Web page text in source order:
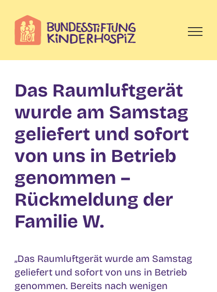
content
Das Raumluftgerät
wurde am Samstag
geliefert und sofort
von uns in Betrieb
genommen –
Rückmeldung der
Familie W.
„Das Raumluftgerät wurde am Samstag
geliefert und sofort von uns in Betrieb
genommen. Bereits nach wenigen